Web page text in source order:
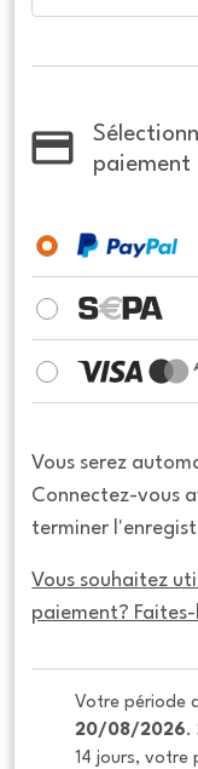
paiement
Vous serez
Connectez-vous
terminer
Vous souhaitez
paiement?
20/08/2026.
14 jours, votre